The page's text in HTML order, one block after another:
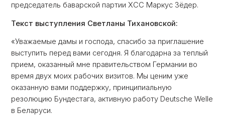
председатель баварской партии ХСС Маркус Зёдер.
Текст выступления Светланы Тихановской:
«Уважаемые дамы и господа, спасибо за приглашение
выступить перед вами сегодня. Я благодарна за теплый
прием, оказанный мне правительством Германии во
время двух моих рабочих визитов. Мы ценим уже
оказанную вами поддержку, принципиальную
резолюцию Бундестага, активную работу Deutsche Welle
в Беларуси.